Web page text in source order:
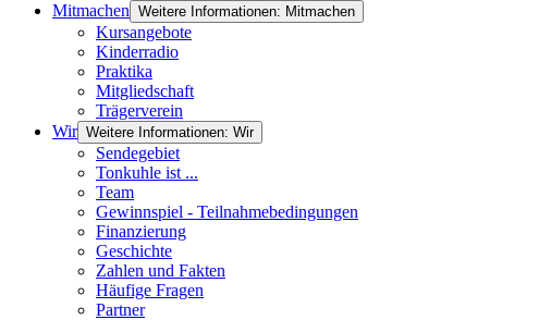
Mitmachen Weitere Informationen: Mitmachen
Kursangebote
Kinderradio
Praktika
Mitgliedschaft
Trägerverein
Wir Weitere Informationen: Wir
Sendegebiet
Tonkuhle ist ...
Team
Gewinnspiel - Teilnahmebedingungen
Finanzierung
Geschichte
Zahlen und Fakten
Häufige Fragen
Partner